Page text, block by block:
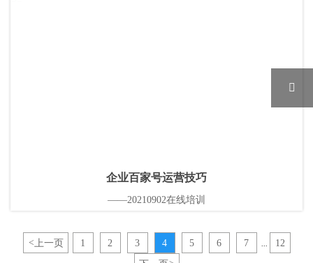
企业百家号运营技巧
——20210902在线培训
< 上一页 1 2 3 4 5 6 7
12
